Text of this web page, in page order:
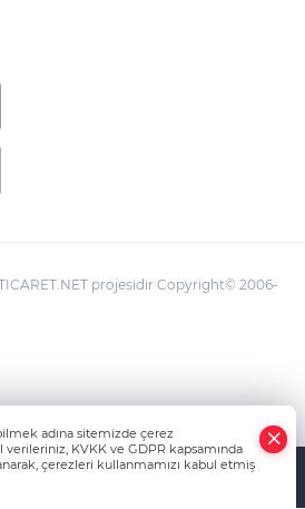
projesidir Copyright© 2006-
adına sitemizde çerez
verileriniz, KVKK ve GDPR kapsamında
çerezleri kullanmamızı kabul etmiş